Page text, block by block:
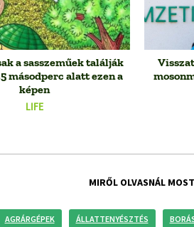
LIFE
a sasszeműek találják
másodperc alatt ezen a
képen
MIRŐL OLVASNÁL
AGRÁRGÉPEK ÁLLATTENYÉSZTÉS